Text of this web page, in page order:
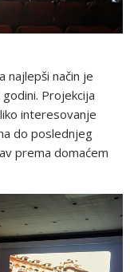
najlepši način je
Projekcija
interesovanje
do poslednjeg
prema domaćem